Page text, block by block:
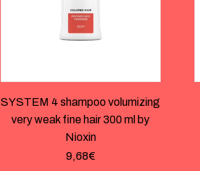
SYSTEM 4 shampoo volumizing
very weak fine hair 300 ml by
Nioxin
9,68€